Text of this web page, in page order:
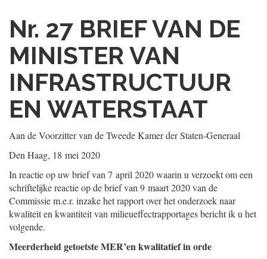
Nr. 27 BRIEF VAN DE
MINISTER VAN
INFRASTRUCTUUR
EN WATERSTAAT
Aan de Voorzitter van de Tweede Kamer der Staten-Generaal
Den Haag, 18 mei 2020
In reactie op uw brief van 7 april 2020 waarin u verzoekt om een
schriftelijke reactie op de brief van 9 maart 2020 van de
Commissie m.e.r. inzake het rapport over het onderzoek naar
kwaliteit en kwantiteit van milieueffectrapportages bericht ik u het
volgende.
Meerderheid getoetste MER’en kwalitatief in orde